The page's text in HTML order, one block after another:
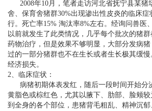
2008年10月，笔者走访河北省抚宁县某猪
舍、保育舍猪群30%出现渗出性皮炎的临床
行。死亡率15% 淘汰率8%左右。经询问兽医
以前就发生了此类情况，几乎每个批次的猪
药物治疗，但是效果不够明显，大部分发病
过的一部分猪群也不在生长或者生长极其缓
经济损失。
2、临床症状：
病猪初期体表发红，随后一段时间开始分
黄脂色或棕红色，尤其以腋下、肋部、脸颊
到全身的各个部位，患猪背毛粗乱、精神沉